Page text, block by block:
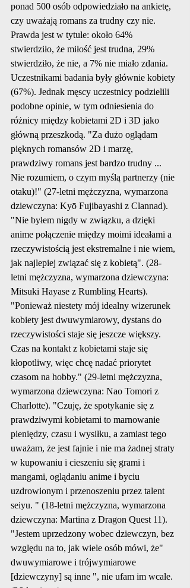
ponad 500 osób odpowiedziało na ankietę,
czy uważają romans za trudny czy nie.
Prawda jest w tytule: około 64%
stwierdziło, że miłość jest trudna, 29%
stwierdziło, że nie, a 7% nie miało zdania.
Uczestnikami badania były głównie kobiety
(67%). Jednak męscy uczestnicy podzielili
podobne opinie, w tym odniesienia do
różnicy między kobietami 2D i 3D jako
główną przeszkodą. "Za dużo oglądam
pięknych romansów 2D i marzę,
prawdziwy romans jest bardzo trudny ...
Nie rozumiem, o czym myślą partnerzy (nie
otaku)!" (27-letni mężczyzna, wymarzona
dziewczyna: Kyō Fujibayashi z Clannad).
"Nie byłem nigdy w związku, a dzięki
anime połączenie między moimi ideałami a
rzeczywistością jest ekstremalne i nie wiem,
jak najlepiej związać się z kobietą". (28-
letni mężczyzna, wymarzona dziewczyna:
Mitsuki Hayase z Rumbling Hearts).
"Ponieważ niestety mój idealny wizerunek
kobiety jest dwuwymiarowy, dystans do
rzeczywistości staje się jeszcze większy.
Czas na kontakt z kobietami staje się
kłopotliwy, więc chcę nadać priorytet
czasom na hobby." (29-letni mężczyzna,
wymarzona dziewczyna: Nao Tomori z
Charlotte). "Czuję, że spotykanie się z
prawdziwymi kobietami to marnowanie
pieniędzy, czasu i wysiłku, a zamiast tego
uważam, że jest fajnie i nie ma żadnej straty
w kupowaniu i cieszeniu się grami i
mangami, oglądaniu anime i byciu
uzdrowionym i przenoszeniu przez talent
seiyu. " (18-letni mężczyzna, wymarzona
dziewczyna: Martina z Dragon Quest 11).
"Jestem uprzedzony wobec dziewczyn, bez
względu na to, jak wiele osób mówi, że"
dwuwymiarowe i trójwymiarowe
[dziewczyny] są inne ", nie ufam im wcale.